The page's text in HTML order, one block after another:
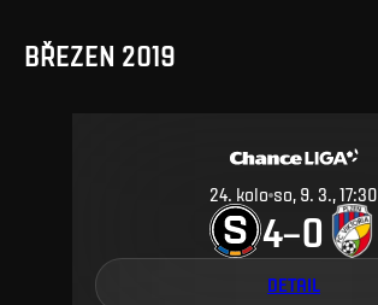
BŘEZEN 2019
24. kolo so, 9. 3., 17:30
4–0
DETAIL